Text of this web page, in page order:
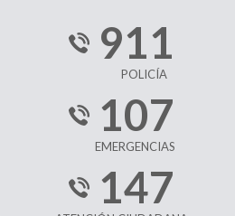
911
POLICÍA
107
EMERGENCIAS
147